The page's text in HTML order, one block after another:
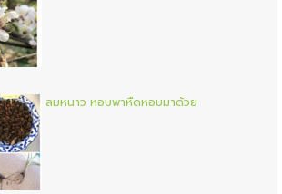
ลมหนาว หอบพาหืดหอบมาด้วย